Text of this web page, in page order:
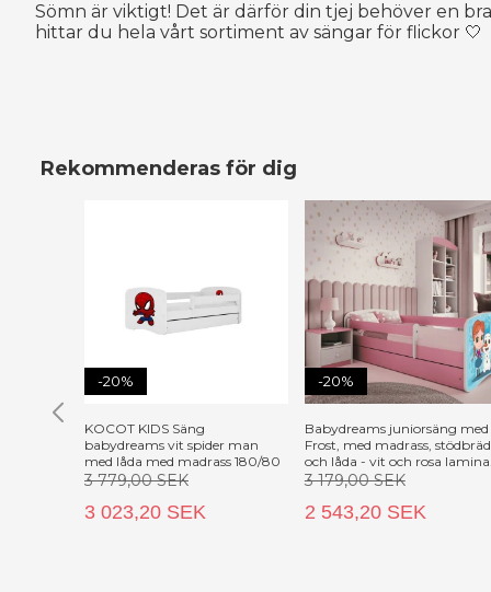
Sömn är viktigt! Det är därför din tjej behöver en
hittar du hela vårt sortiment av sängar för flickor 🤍
Rekommenderas för dig
-20%
KOCOT KIDS Säng
babydreams vit spider man
med låda med madrass 180/80
3 779,00 SEK
3 023,20 SEK
-20%
Babydreams juniorsäng med
Frost, med madrass,
och låda - vit och rosa
(140x70)
3 179,00 SEK
2 543,20 SEK